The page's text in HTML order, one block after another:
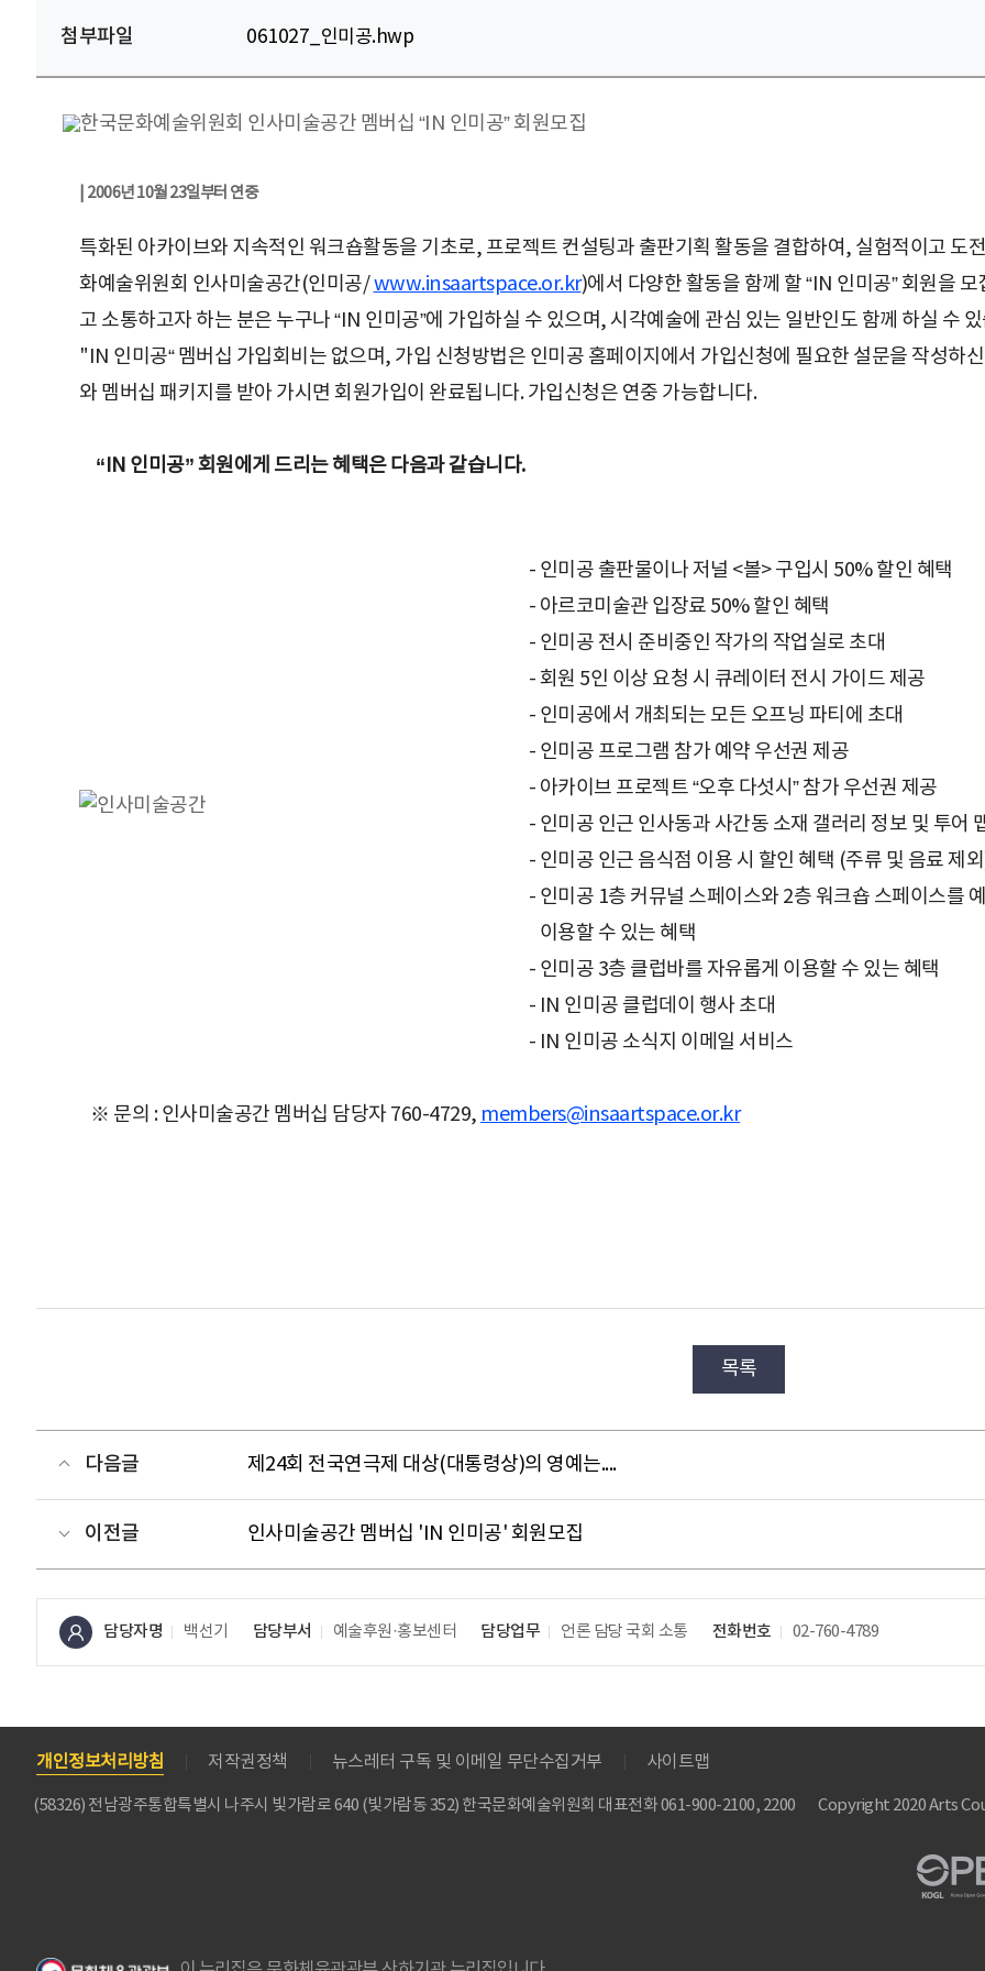
첨부파일 061027_인미공.hwp
| 2006년 10월 23일부터 연중
특화된 아카이브와 지속적인 워크숍활동을 기초로, 프로젝트 컨설팅과 출판기획 활동을 결합하여, 실험적이고 도
화예술위원회 인사미술공간(인미공/www.insaartspace.or.kr)에서 다양한 활동을 함께 할 “IN 인미공” 회원을
고 소통하고자 하는 분은 누구나 “IN 인미공”에 가입하실 수 있으며, 시각예술에 관심 있는 일반인도 함께 하실 수
"IN 인미공“ 멤버십 가입회비는 없으며, 가입 신청방법은 인미공 홈페이지에서 가입신청에 필요한 설문을 작성하
와 멤버십 패키지를 받아 가시면 회원가입이 완료됩니다. 가입신청은 연중 가능합니다.
“IN 인미공” 회원에게 드리는 혜택은 다음과 같습니다.
- 인미공 출판물이나 저널 <볼> 구입시 50% 할인 혜택
- 아르코미술관 입장료 50% 할인 혜택
- 인미공 전시 준비중인 작가의 작업실로 초대
- 회원 5인 이상 요청 시 큐레이터 전시 가이드 제공
- 인미공에서 개최되는 모든 오프닝 파티에 초대
- 인미공 프로그램 참가 예약 우선권 제공
- 아카이브 프로젝트 “오후 다섯시” 참가 우선권 제공
- 인미공 인근 인사동과 사간동 소재 갤러리 정보 및 투어
- 인미공 인근 음식점 이용 시 할인 혜택 (주류 및 음료 제
- 인미공 1층 커뮤널 스페이스와 2층 워크숍 스페이스를
이용할 수 있는 혜택
- 인미공 3층 클럽바를 자유롭게 이용할 수 있는 혜택
- IN 인미공 클럽데이 행사 초대
- IN 인미공 소식지 이메일 서비스
※ 문의 : 인사미술공간 멤버십 담당자 760-4729, members@insaartspace.or.kr
목록
다음글 제24회 전국연극제 대상(대통령상)의 영예는....
이전글 인사미술공간 멤버십 'IN 인미공' 회원모집
담당자명 백선기 담당부서 예술후원·홍보센터 담당업무 언론 담당국회 소통 전화번호 02-760-4789
개인정보처리방침 저작권정책 뉴스레터 구독 및 이메일 무단수집거부 사이트맵
(58326) 전남광주통합특별시 나주시 빛가람로 640 (빛가람동 352) 한국문화예술위원회 대표전화 061-900-2100, 2200 Copyright 2020 Arts